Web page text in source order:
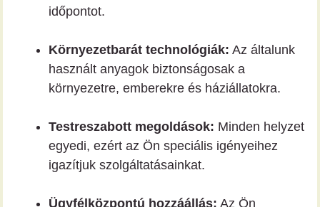
időpontot.
Környezetbarát technológiák: Az általunk
használt anyagok biztonságosak a
környezetre, emberekre és háziállatokra.
Testreszabott megoldások: Minden helyzet
egyedi, ezért az Ön speciális igényeihez
igazítjuk szolgáltatásainkat.
Ügyfélközpontú hozzáállás: Az Ön